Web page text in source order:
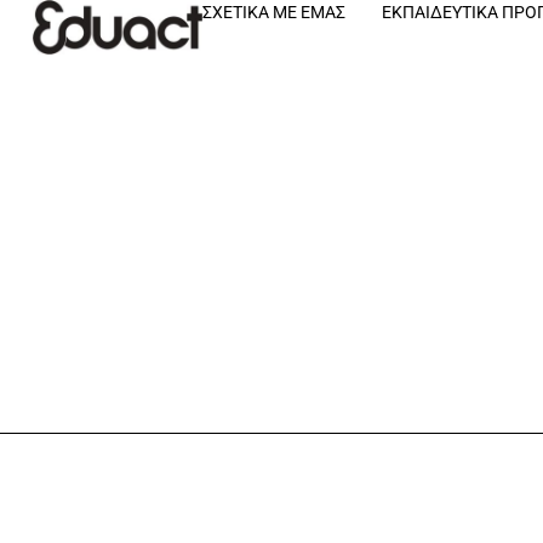
ΣΧΕΤΙΚΆ ΜΕ ΕΜΆΣ ΕΚΠΑΙΔΕΥΤΙΚΆ